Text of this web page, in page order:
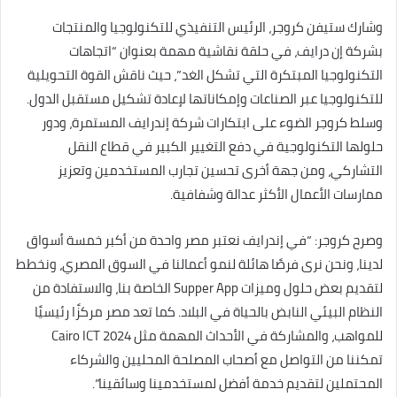
وشارك ستيفن كروجر، الرئيس التنفيذي للتكنولوجيا والمنتجات
بشركة إن درايف، في حلقة نقاشية مهمة بعنوان “اتجاهات
التكنولوجيا المبتكرة التي تشكل الغد”، حيث ناقش القوة التحويلية
للتكنولوجيا عبر الصناعات وإمكاناتها لإعادة تشكيل مستقبل الدول.
وسلط كروجر الضوء على ابتكارات شركة إندرايف المستمرة، ودور
حلولها التكنولوجية في دفع التغيير الكبير في قطاع النقل
التشاركي، ومن جهة أخرى تحسين تجارب المستخدمين وتعزيز
ممارسات الأعمال الأكثر عدالة وشفافية.
وصرح كروجر: “في إندرايف نعتبر مصر واحدة من أكبر خمسة أسواق
لدينا، ونحن نرى فرصًا هائلة لنمو أعمالنا في السوق المصري، ونخطط
لتقديم بعض حلول وميزات Supper App الخاصة بنا، والاستفادة من
النظام البيئي النابض بالحياة في البلاد. كما تعد مصر مركزًا رئيسيًا
للمواهب، والمشاركة في الأحداث المهمة مثل Cairo ICT 2024
تمكننا من التواصل مع أصحاب المصلحة المحليين والشركاء
المحتملين لتقديم خدمة أفضل لمستخدمينا وسائقينا”.